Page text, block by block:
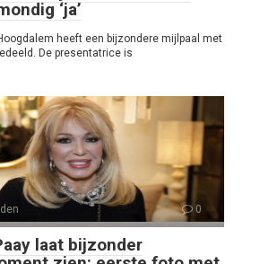
‘ja’
heeft een bijzondere mijlpaal met
De presentatrice is
0
laat bijzonder